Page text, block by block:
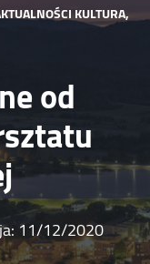
KULTURA,
od
11/12/2020